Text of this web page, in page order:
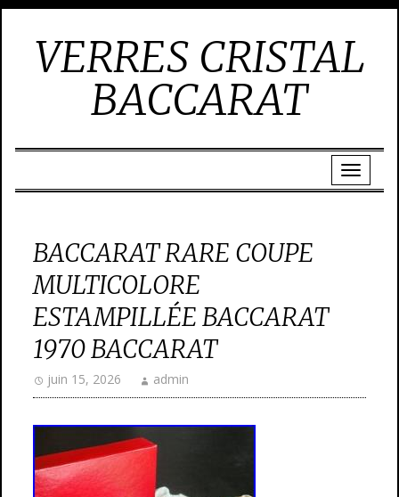
VERRES CRISTAL
BACCARAT
BACCARAT RARE COUPE
MULTICOLORE
ESTAMPILLÉE BACCARAT
1970 BACCARAT
juin 15, 2026 admin